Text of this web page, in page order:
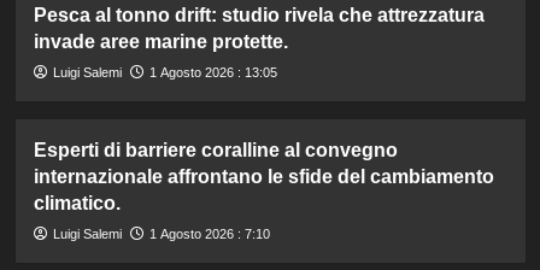
Pesca al tonno drift: studio rivela che attrezzatura
invade aree marine protette.
Luigi Salemi 1 Agosto 2026 : 13:05
Esperti di barriere coralline al convegno
internazionale affrontano le sfide del cambiamento
climatico.
Luigi Salemi 1 Agosto 2026 : 7:10